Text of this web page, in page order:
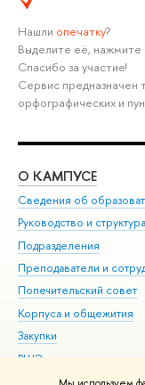
Нашли опечатку?
Выделите её, нажмите
Спасибо за участие!
Сервис предназначен
орфографических и
О КАМПУСЕ
Сведения об
Руководство и структура
Подразделения
Преподаватели и
Попечительский совет
Корпуса и общежития
Закупки
ВШЭ для студентов с
здоровья и